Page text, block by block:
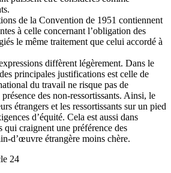
de la Convention de 1951 contiennent
à celle concernant l’obligation des
le même traitement que celui accordé à
diffèrent légèrement. Dans le
principales justifications est celle de
du travail ne risque pas de
des non-ressortissants. Ainsi, le
étrangers et les ressortissants sur un pied
d’équité. Cela est aussi dans
qui craignent une préférence des
d’œuvre étrangère moins chère.
24